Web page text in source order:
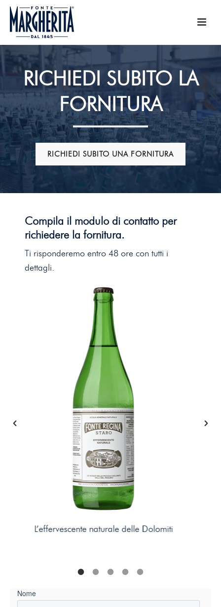
RICHIEDI SUBITO LA
FORNITURA
RICHIEDI SUBITO UNA FORNITURA
Compila il modulo di contatto per
richiedere la fornitura.
Ti risponderemo entro 48 ore con tutti i
dettagli.
La tradizione del vuoto a rendere dal